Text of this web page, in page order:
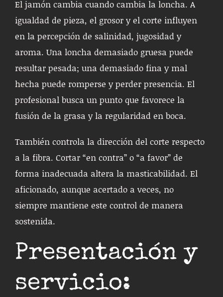
El jamón cambia cuando cambia la loncha. A
igualdad de pieza, el grosor y el corte influyen
en la percepción de salinidad, jugosidad y
aroma. Una loncha demasiado gruesa puede
resultar pesada; una demasiado fina y mal
hecha puede romperse y perder presencia. El
profesional busca un punto que favorece la
fusión de la grasa y la regularidad en boca.
También controla la dirección del corte respecto
a la fibra. Cortar “en contra” o “a favor” de
forma inadecuada altera la masticabilidad. El
aficionado, aunque acertado a veces, no
siempre mantiene este control de manera
sostenida.
Presentación y
servicio: